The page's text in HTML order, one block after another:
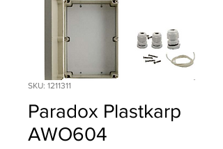
SKU: 1211311
Paradox Plastkarp
AWO604